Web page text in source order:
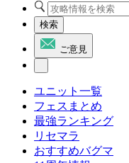
検索
ご意見
ユニット一覧
フェスまとめ
最強ランキング
リセマラ
おすすめバグマ